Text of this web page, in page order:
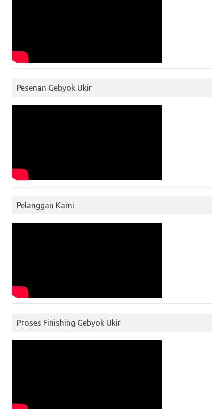
Pesenan Gebyok Ukir
Pelanggan Kami
Proses Finishing Gebyok Ukir